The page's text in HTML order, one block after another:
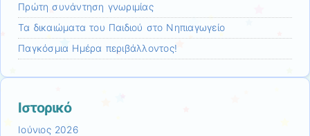
Πρώτη συνάντηση γνωριμίας
Τα δικαιώματα του Παιδιού στο Νηπιαγωγείο
Παγκόσμια Ημέρα περιβάλλοντος!
Ιστορικό
Ιούνιος 2026